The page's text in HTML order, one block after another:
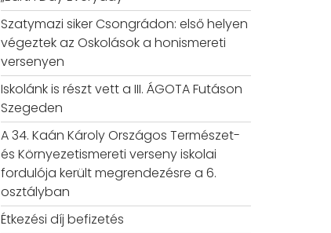
Szatymazi siker Csongrádon: első helyen
végeztek az Oskolások a honismereti
versenyen
Iskolánk is részt vett a III. ÁGOTA Futáson
Szegeden
A 34. Kaán Károly Országos Természet-
és Környezetismereti verseny iskolai
fordulója került megrendezésre a 6.
osztályban
Étkezési díj befizetés